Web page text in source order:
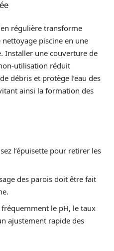
régulière transforme
piscine en une
Installer une couverture de
utilisation réduit
débris et protège l’eau des
ainsi la formation des
l’épuisette pour retirer les
des parois doit être fait
le pH, le taux
ajustement rapide des